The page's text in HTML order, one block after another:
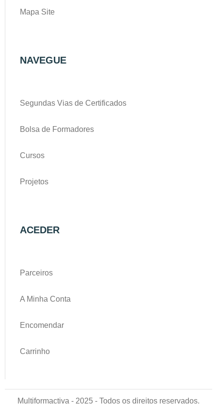
Mapa Site
NAVEGUE
Segundas Vias de Certificados
Bolsa de Formadores
Cursos
Projetos
ACEDER
Parceiros
A Minha Conta
Encomendar
Carrinho
Multiformactiva - 2025 - Todos os direitos reservados.